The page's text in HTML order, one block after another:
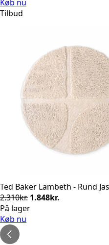
Køb nu
Tilbud
Ted Baker Lambeth - Rund
2.310kr. Den
oprindelige
1.848kr.
På lager
Køb nu